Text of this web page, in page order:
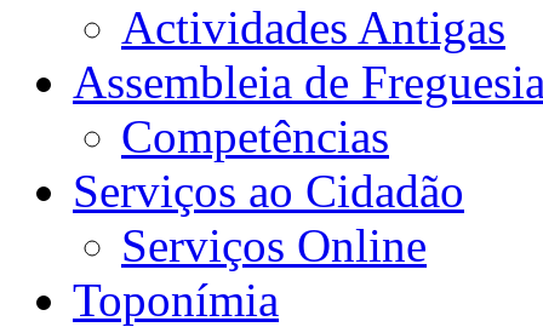
Actividades Antigas
Assembleia de
Competências
Serviços ao Cidadão
Serviços Online
Toponímia